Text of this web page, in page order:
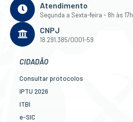
Atendimento
Segunda a Sexta-feira - 8h às 17h
CNPJ
18.291.385/0001-59
CIDADÃO
Consultar protocolos
IPTU 2026
ITBI
e-SIC